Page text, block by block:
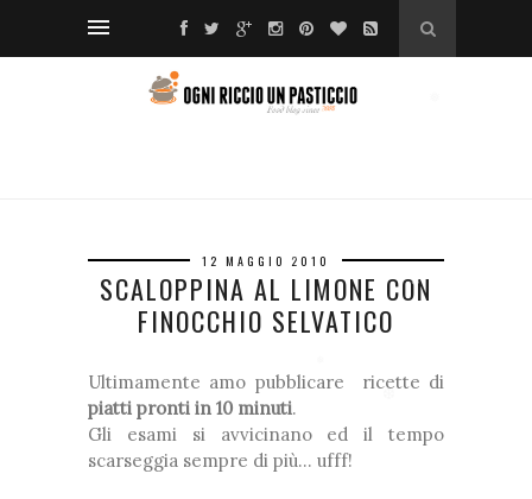
12 MAGGIO 2010
SCALOPPINA AL LIMONE CON
FINOCCHIO SELVATICO
Ultimamente amo pubblicare ricette di
piatti pronti in 10 minuti.
Gli esami si avvicinano ed il tempo
scarseggia sempre di più… ufff!
❅
❅
❆
❅